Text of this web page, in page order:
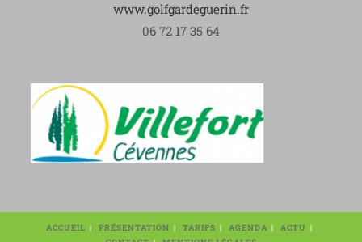
www.golfgardeguerin.fr
06 72 17 35 64
ACCUEIL PRÉSENTATION TARIFS AGENDA
ACTU